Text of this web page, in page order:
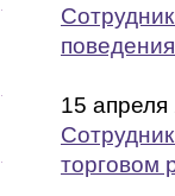
15 апреля
торговом